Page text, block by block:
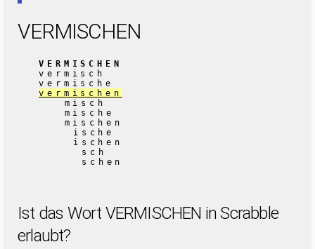
VERMISCHEN
VERMISCHEN
vermisch
vermische
vermischen
misch
mische
mischen
ische
ischen
sch
schen
Ist das Wort VERMISCHEN in Scrabble
erlaubt?